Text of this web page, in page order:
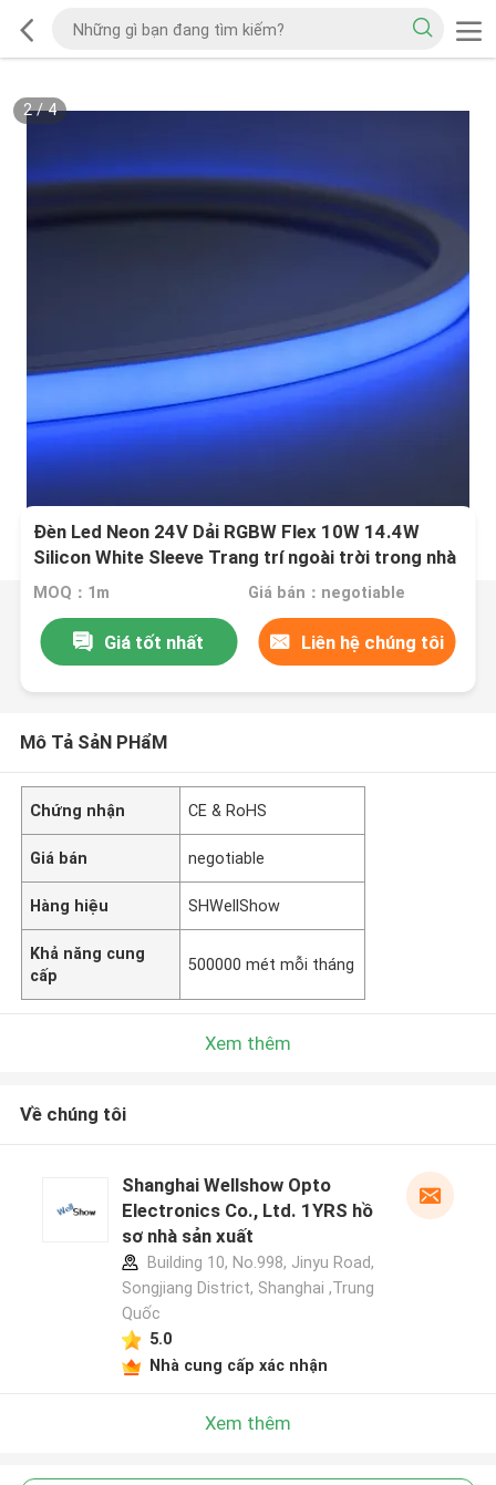
2/4
Đèn Led Neon 24V Dải RGBW Flex 10W 14.4W
Silicon White Sleeve Trang trí ngoài trời trong nhà
MOQ：1m Giá bán：negotiable
Giá tốt nhất Liên hệ chúng tôi
Mô Tả SảN PHẩM
Chứng nhận CE & RoHS
Giá bán negotiable
Hàng hiệu SHWellShow
Khả năng cung
cấp
500000 mét mỗi tháng
Xem thêm
Về chúng tôi
Shanghai Wellshow Opto
Electronics Co., Ltd. 1YRS hồ
sơ nhà sản xuất
Building 10, No.998, Jinyu Road,
Songjiang District, Shanghai ,Trung
Quốc
5.0
Nhà cung cấp xác nhận
Xem thêm